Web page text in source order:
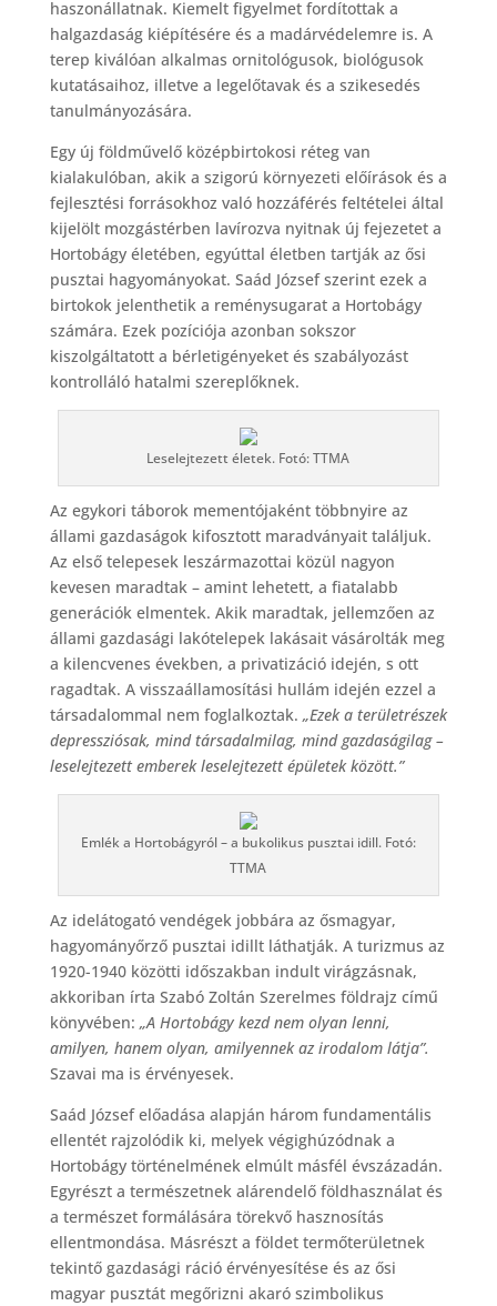
haszonállatnak. Kiemelt figyelmet fordítottak a
halgazdaság kiépítésére és a madárvédelemre is. A
terep kiválóan alkalmas ornitológusok, biológusok
kutatásaihoz, illetve a legelőtavak és a szikesedés
tanulmányozására.
Egy új földművelő középbirtokosi réteg van
kialakulóban, akik a szigorú környezeti előírások és a
fejlesztési forrásokhoz való hozzáférés feltételei által
kijelölt mozgástérben lavírozva nyitnak új fejezetet a
Hortobágy életében, egyúttal életben tartják az ősi
pusztai hagyományokat. Saád József szerint ezek a
birtokok jelenthetik a reménysugarat a Hortobágy
számára. Ezek pozíciója azonban sokszor
kiszolgáltatott a bérletigényeket és szabályozást
kontrolláló hatalmi szereplőknek.
Leselejtezett életek. Fotó: TTMA
Az egykori táborok mementójaként többnyire az
állami gazdaságok kifosztott maradványait találjuk.
Az első telepesek leszármazottai közül nagyon
kevesen maradtak – amint lehetett, a fiatalabb
generációk elmentek. Akik maradtak, jellemzően az
állami gazdasági lakótelepek lakásait vásárolták meg
a kilencvenes években, a privatizáció idején, s ott
ragadtak. A visszaállamosítási hullám idején ezzel a
társadalommal nem foglalkoztak. „Ezek a területrészek
depressziósak, mind társadalmilag, mind gazdaságilag –
leselejtezett emberek leselejtezett épületek között.”
Emlék a Hortobágyról – a bukolikus pusztai idill. Fotó:
TTMA
Az idelátogató vendégek jobbára az ősmagyar,
hagyományőrző pusztai idillt láthatják. A turizmus az
1920-1940 közötti időszakban indult virágzásnak,
akkoriban írta Szabó Zoltán Szerelmes földrajz című
könyvében: „A Hortobágy kezd nem olyan lenni,
amilyen, hanem olyan, amilyennek az irodalom látja”.
Szavai ma is érvényesek.
Saád József előadása alapján három fundamentális
ellentét rajzolódik ki, melyek végighúzódnak a
Hortobágy történelmének elmúlt másfél évszázadán.
Egyrészt a természetnek alárendelő földhasználat és
a természet formálására törekvő hasznosítás
ellentmondása. Másrészt a földet termőterületnek
tekintő gazdasági ráció érvényesítése és az ősi
magyar pusztát megőrizni akaró szimbolikus